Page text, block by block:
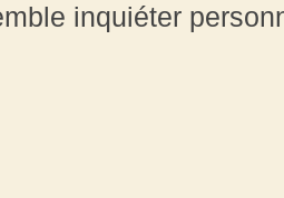
inquiéter